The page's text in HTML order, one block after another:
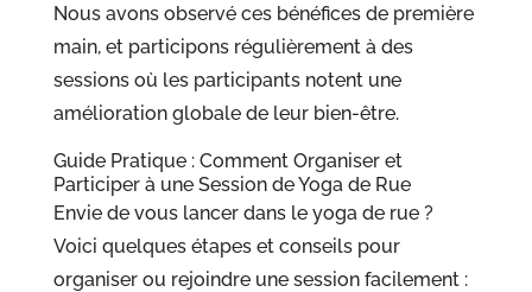
Nous avons observé ces bénéfices de première
main, et participons régulièrement à des
sessions où les participants notent une
amélioration globale de leur bien-être.
Guide Pratique : Comment Organiser et
Participer à une Session de Yoga de Rue
Envie de vous lancer dans le yoga de rue ?
Voici quelques étapes et conseils pour
organiser ou rejoindre une session facilement :